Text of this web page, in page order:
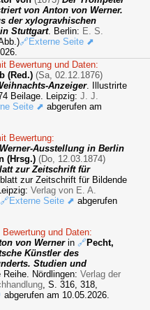
von Anton von Werner.
der xylogravhischen
Stuttgart. Berlin: E. S.
🔗Externe Seite ⬈
Bewertung und Daten:
(Red.) (Sa, 02.12.1876)
Anzeiger. Illustrirte
Beilage. Leipzig:J. J.
Seite ⬈ abgerufen am
Bewertung:
Ausstellung in Berlin
(Hrsg.) (Do, 12.03.1874)
zur Zeitschrift für
zur Zeitschrift für Bildende
Verlag von E. A.
🔗Externe Seite ⬈ abgerufen
und Daten:
von Wernerin🔗Pecht,
Künstler des
Studien und
Reihe. Nördlingen:Verlag der
, S. 316, 318,
abgerufen am 10.05.2026.